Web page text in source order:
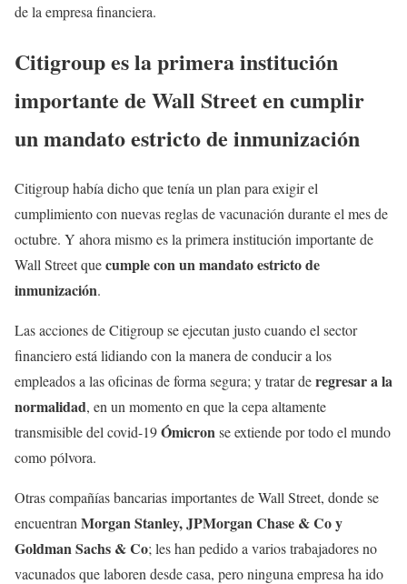
de la empresa financiera.
Citigroup es la primera institución
importante de Wall Street en cumplir
un mandato estricto de inmunización
Citigroup había dicho que tenía un plan para exigir el
cumplimiento con nuevas reglas de vacunación durante el mes de
octubre. Y ahora mismo es la primera institución importante de
Wall Street quecumple con un mandato estricto de
inmunización.
Las acciones de Citigroup se ejecutan justo cuando el sector
financiero está lidiando con la manera de conducir a los
empleados a las oficinas de forma segura; y tratar deregresar a la
normalidad, en un momento en que la cepa altamente
transmisible del covid-19Ómicron se extiende por todo el mundo
como pólvora.
Otras compañías bancarias importantes de Wall Street, donde se
encuentran Morgan Stanley, JPMorgan Chase & Co y
Goldman Sachs & Co; les han pedido a varios trabajadores no
vacunados que laboren desde casa, pero ninguna empresa ha ido